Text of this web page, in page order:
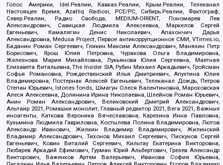
Голос Америки, Idel.Реалии, Кавказ.Реалии, Крым.Реалии, Телеканал
Настоящее Время, Azatliq Radiosi, PCE/PC, Сибирь.Реалии, Фактограф,
Север.Реалии, Радио Свобода, MEDIUM-ORIENT, Пономарев Лев
Александрович, Савицкая Людмила Алексеевна, Маркелов Сергей
Евгеньевич, Камалягин Денис Николаевич, Апахончич Дарья
Александровна, Medusa Project, Первое антикоррупционное СМИ, VTimes.io,
Баданин Роман Сергеевич, Гликин Максим Александрович, Маняхин Петр
Борисович, Ярош Юлия Петровна, Чуракова Ольга Владимировна,
Железнова Мария Михайловна, Лукьянова Юлия Сергеевна, Маетная
Елизавета Витальевна, The Insider SIA, Рубин Михаил Аркадьевич, Гройсман
Софья Романовна, Рождественский Илья Дмитриевич, Апухтина Юлия
Владимировна, Постернак Алексей Евгеньевич, Телеканал Дождь, Петров
Степан Юрьевич, Istories fonds, Шмагун Олеся Валентиновна, Мароховская
Алеся Алексеевна, Долинина Ирина Николаевна, Шлейнов Роман Юрьевич,
Анин Роман Александрович, Великовский Дмитрий Александрович,
Альтаир 2021, Ромашки монолит, Главный редактор 2021, Вега 2021, Важные
иноагенты, Каткова Вероника Вячеславовна, Карезина Инна Павловна,
Кузьмина Людмила Гавриловна, Костылева Полина Владимировна, Лютов
Александр Иванович, Жилкин Владимир Владимирович, Жилинский
Владимир Александрович, Тихонов Михаил Сергеевич, Пискунов Сергей
Евгеньевич, Ковин Виталий Сергеевич, Кильтау Екатерина Викторовна,
Любарев Аркадий Ефимович, Гурман Юрий Альбертович, Грезев Александр
Викторович, Важенков Артем Валерьевич, Иванова София Юрьевна,